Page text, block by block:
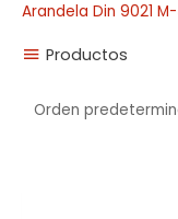
Arandela Din 9021
Productos